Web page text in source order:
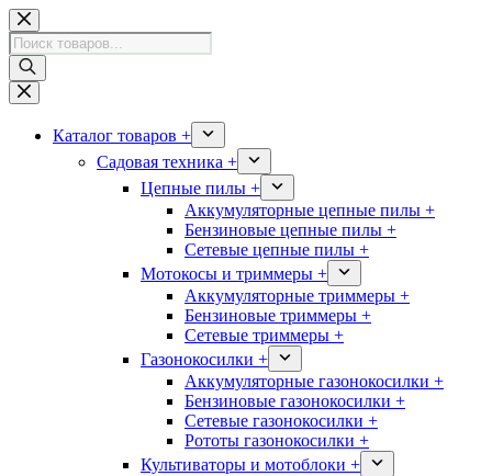
Перейти
к
сути
Поиск
товаров
Каталог товаров +
Садовая техника +
Цепные пилы +
Аккумуляторные цепные пилы +
Бензиновые цепные пилы +
Сетевые цепные пилы +
Мотокосы и триммеры +
Аккумуляторные триммеры +
Бензиновые триммеры +
Сетевые триммеры +
Газонокосилки +
Аккумуляторные газонокосилки +
Бензиновые газонокосилки +
Сетевые газонокосилки +
Рототы газонокосилки +
Культиваторы и мотоблоки +